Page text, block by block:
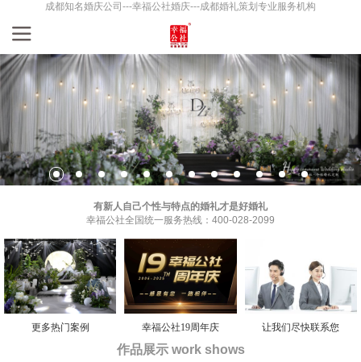
成都知名婚庆公司---幸福公社婚庆---成都婚礼策划专业服务机构
有新人自己个性与特点的婚礼才是好婚礼
幸福公社全国统一服务热线：400-028-2099
更多热门案例 幸福公社19周年庆 让我们尽快联系您
作品展示 work shows